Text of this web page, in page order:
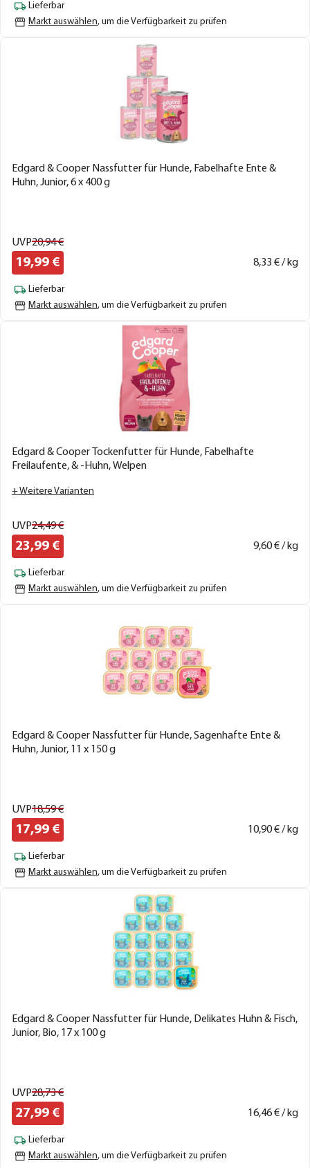
Lieferbar
Markt auswählen, um die Verfügbarkeit zu prüfen
Edgard & Cooper Nassfutter für Hunde, Fabelhafte Ente &
Huhn, Junior, 6 x 400 g
UVP20,94€
19,99 € 8,33 € / kg
Lieferbar
Markt auswählen, um die Verfügbarkeit zu prüfen
Edgard & Cooper Tockenfutter für Hunde, Fabelhafte
Freilaufente, & -Huhn, Welpen
+ Weitere Varianten
UVP24,49€
23,99 € 9,60€ / kg
Lieferbar
Markt auswählen, um die Verfügbarkeit zu prüfen
Edgard & Cooper Nassfutter für Hunde, Sagenhafte Ente &
Huhn, Junior, 11 x 150 g
UVP18,59€
17,99 € 10,90€ / kg
Lieferbar
Markt auswählen, um die Verfügbarkeit zu prüfen
Edgard & Cooper Nassfutter für Hunde, Delikates Huhn & Fisch,
Junior, Bio, 17 x 100 g
UVP28,73€
27,99 € 16,46€ / kg
Lieferbar
Markt auswählen, um die Verfügbarkeit zu prüfen